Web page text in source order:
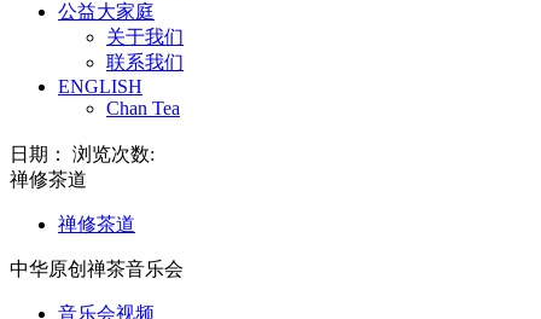
公益大家庭
关于我们
联系我们
ENGLISH
Chan Tea
日期： 浏览次数:
禅修茶道
禅修茶道
中华原创禅茶音乐会
音乐会视频